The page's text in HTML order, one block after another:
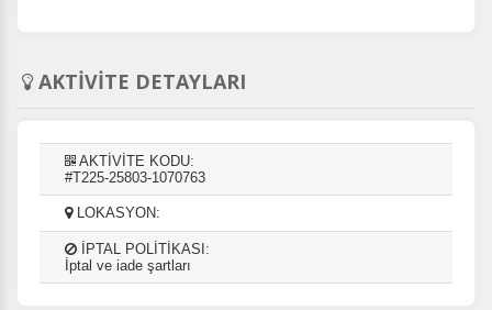
AKTİVİTE DETAYLARI
AKTİVİTE KODU:
#T225-25803-1070763
LOKASYON:
İPTAL POLİTİKASI:
İptal ve iade şartları